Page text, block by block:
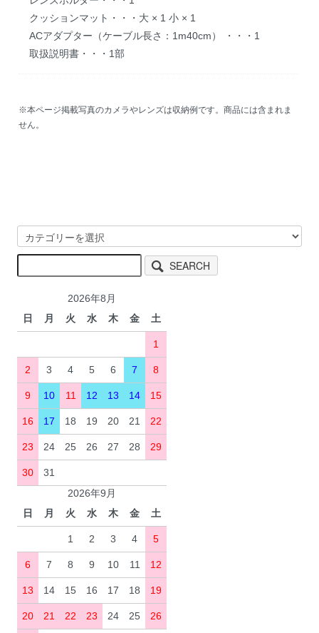
クッションマット・・・大 × 1 小 × 1
ACアダプター（ケーブル長さ：1m40cm） ・・・1
取扱説明書・・・1部
※本ページ掲載写真のカメラやレンズは収納例です。商品には含まれま
せん。
SEARCH
2026年8月
日
月 火 水 木 金 土
1
2 3 4 5 6 7 8
9 10 11 12 13 14 15
16 17 18 19 20 21 22
23 24 25 26 27 28 29
30
31
2026年9月
日
月 火 水 木 金 土
1 2 3 4 5
6 7 8 9 10 11 12
13 14 15 16 17 18 19
20 21 22 23 24 25 26